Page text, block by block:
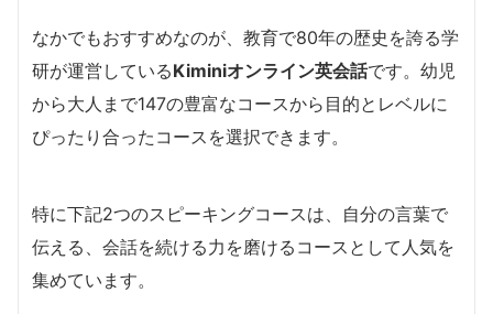
なかでもおすすめなのが、教育で80年の歴史を誇る学
研が運営しているKiminiオンライン英会話です。幼児
から大人まで147の豊富なコースから目的とレベルに
ぴったり合ったコースを選択できます。
特に下記2つのスピーキングコースは、自分の言葉で
伝える、会話を続ける力を磨けるコースとして人気を
集めています。